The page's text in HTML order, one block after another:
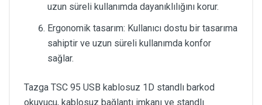
uzun süreli kullanımda dayanıklılığını korur.
Ergonomik tasarım: Kullanıcı dostu bir tasarıma
sahiptir ve uzun süreli kullanımda konfor
sağlar.
Tazga TSC 95 USB kablosuz 1D standlı barkod
okuyucu, kablosuz bağlantı imkanı ve standlı